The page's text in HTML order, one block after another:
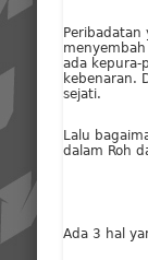
Peribadatan
ada kepura-
kebenaran.
sejati.
Lalu
dalam Roh
Ada 3 hal